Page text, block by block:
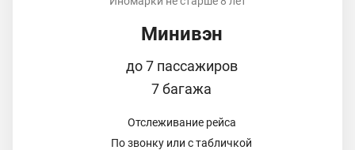
Минивэн
до 7 пассажиров
7 багажа
Отслеживание рейса
По звонку или с табличкой